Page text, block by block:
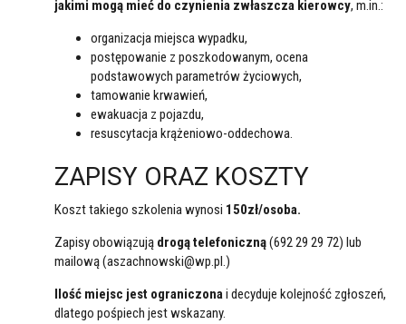
jakimi mogą mieć do czynienia zwłaszcza kierowcy, m.in.:
organizacja miejsca wypadku,
postępowanie z poszkodowanym, ocena
podstawowych parametrów życiowych,
tamowanie krwawień,
ewakuacja z pojazdu,
resuscytacja krążeniowo-oddechowa.
ZAPISY ORAZ KOSZTY
Koszt takiego szkolenia wynosi 150zł/osoba.
Zapisy obowiązują drogą telefoniczną(692 29 29 72) lub
mailową (aszachnowski@wp.pl.)
Ilość miejsc jest ograniczonai decyduje kolejność zgłoszeń,
dlatego pośpiech jest wskazany.